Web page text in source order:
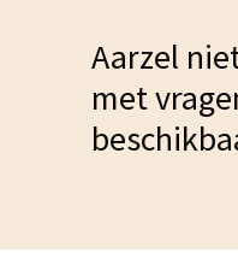
Aarzel
met